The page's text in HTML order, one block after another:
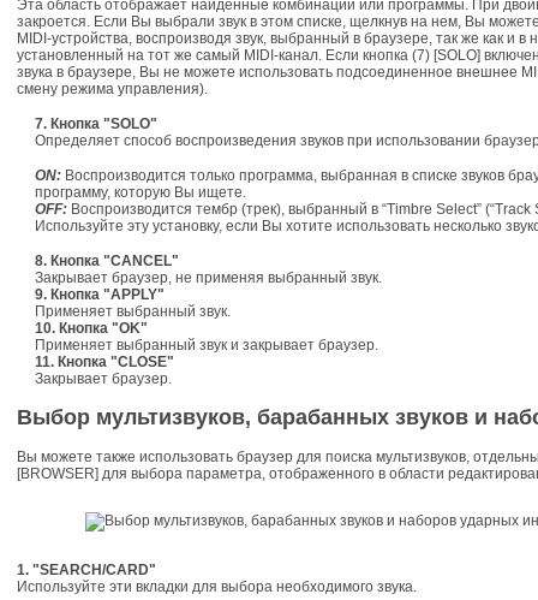
Эта область отображает найденные комбинации или программы. При
закроется. Если Вы выбрали звук в этом списке, щелкнув на нем, Вы
MIDI-устройства, воспроизводя звук, выбранный в браузере, так же как
установленный на тот же самый MIDI-канал. Если кнопка (7) [SOLO]
звука в браузере, Вы не можете использовать подсоединенное внешнее
смену режима управления).
7. Кнопка "SOLO"
Определяет способ воспроизведения звуков при использовании
ON: Воспроизводится только программа, выбранная в списке звуков
программу, которую Вы ищете.
OFF: Воспроизводится тембр (трек), выбранный в “Timbre Select”
Используйте эту установку, если Вы хотите использовать несколько
8. Кнопка "CANCEL"
Закрывает браузер, не применяя выбранный звук.
9. Кнопка "APPLY"
Применяет выбранный звук.
10. Кнопка "OK"
Применяет выбранный звук и закрывает браузер.
11. Кнопка "CLOSE"
Закрывает браузер.
Выбор мультизвуков, барабанных звуков и
Вы можете также использовать браузер для поиска мультизвуков,
[BROWSER] для выбора параметра, отображенного в области
1. "SEARCH/CARD"
Используйте эти вкладки для выбора необходимого звука.